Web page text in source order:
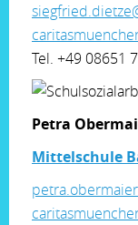
Tel. +49 08651
Petra
Mittelschule